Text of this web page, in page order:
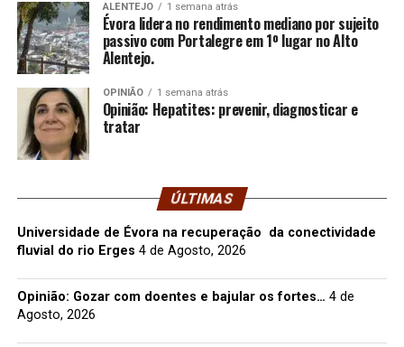
ALENTEJO 1 semana atrás
Évora lidera no rendimento mediano por sujeito
passivo com Portalegre em 1º lugar no Alto
Alentejo.
OPINIÃO 1 semana atrás
Opinião: Hepatites: prevenir, diagnosticar e
tratar
ÚLTIMAS
Universidade de Évora na recuperação da conectividade
fluvial do rio Erges 4 de Agosto, 2026
Opinião: Gozar com doentes e bajular os fortes… 4 de
Agosto, 2026